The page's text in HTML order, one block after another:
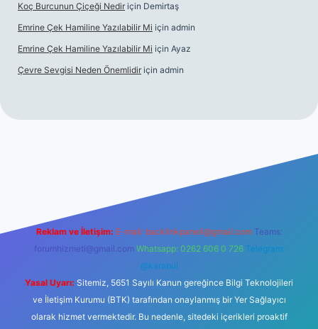
Koç Burcunun Çiçeği Nedir için Demirtaş
Emrine Çek Hamiline Yazılabilir Mi için admin
Emrine Çek Hamiline Yazılabilir Mi için Ayaz
Çevre Sevgisi Neden Önemlidir için admin
Reklam ve İletişim: E-mail: backlinkpaneli@gmail.com Teams:
forumhizmeti@gmail.com Whatsapp: 0262 606 0 726 Telegram:
@karabul
Yasal Uyarı: Sitemiz, 5651 Sayılı Kanun gereğince Bilgi Teknolojileri
ve İletişim Kurumu (BTK) tarafından onaylanmış bir Yer Sağlayıcı
olarak hizmet vermektedir. Bu nedenle, sitedeki içerikleri proaktif